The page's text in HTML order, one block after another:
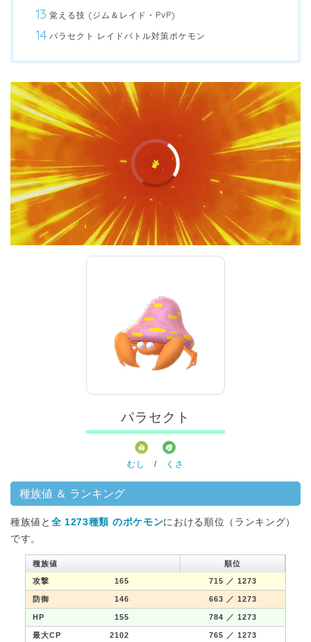
覚える技 (ジム＆レイド・PvP)
パラセクト レイドバトル対策ポケモン
00:00 /01:00
パラセクト
むし / くさ
種族値 ＆ ランキング
種族値と 全 1273種類 のポケモンにおける順位（ランキング）
です。
種族値 順位
攻撃 165 715 ／ 1273
防御 146 663 ／ 1273
HP 155 784 ／ 1273
最大CP 2102 765 ／ 1273